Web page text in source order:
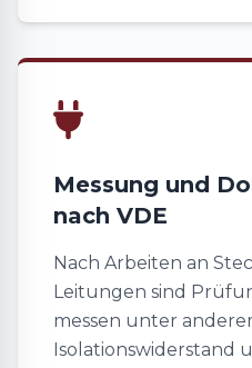
Messung und
nach VDE
Nach Arbeiten an
Leitungen sind
messen unter
Isolationswiderstand